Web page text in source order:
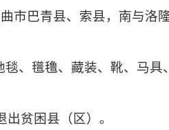
市巴青县、 索县，南与洛
毯、氆氇、藏装、靴、 马具
贫困县（区）。